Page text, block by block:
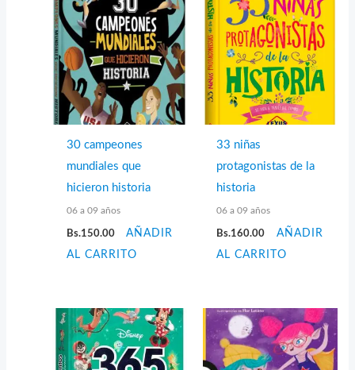
30 campeones
mundiales que
hicieron historia
06 a 09 años
Bs.150.00
AÑADIR
AL CARRITO
33 niñas
protagonistas de la
historia
06 a 09 años
Bs.160.00
AÑADIR
AL CARRITO